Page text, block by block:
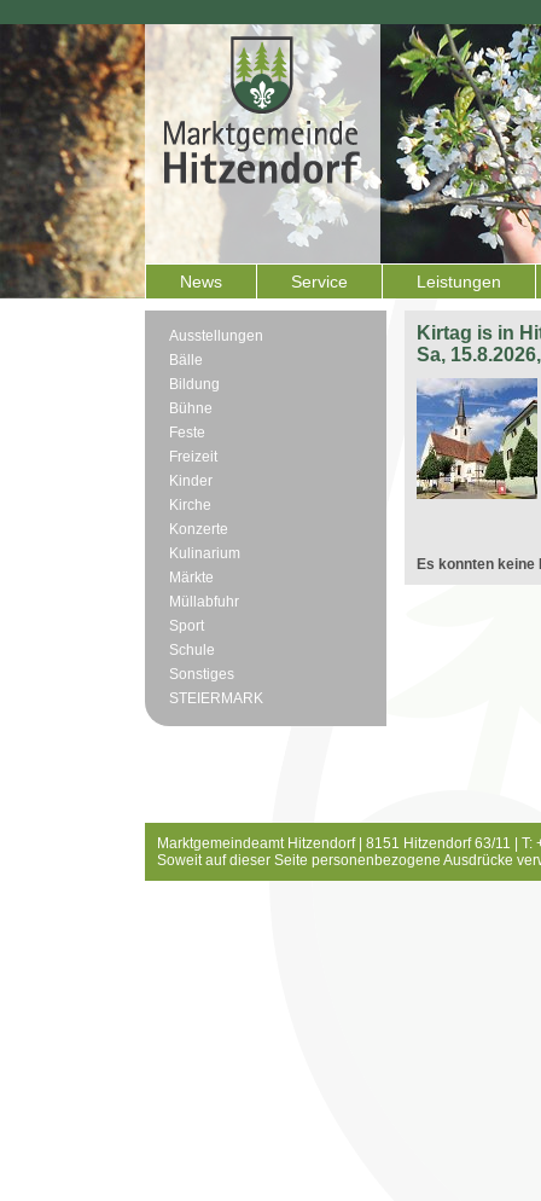
News Service Leistungen
Ausstellungen
Bälle
Bildung
Bühne
Feste
Freizeit
Kinder
Kirche
Konzerte
Kulinarium
Märkte
Müllabfuhr
Sport
Schule
Sonstiges
STEIERMARK
Kirtag is in
Sa,
Es konnten keine
Marktgemeindeamt Hitzendorf | 8151 Hitzendorf 63/11 |
Soweit auf dieser Seite personenbezogene Ausdrücke